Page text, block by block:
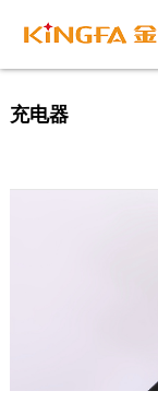
充电器